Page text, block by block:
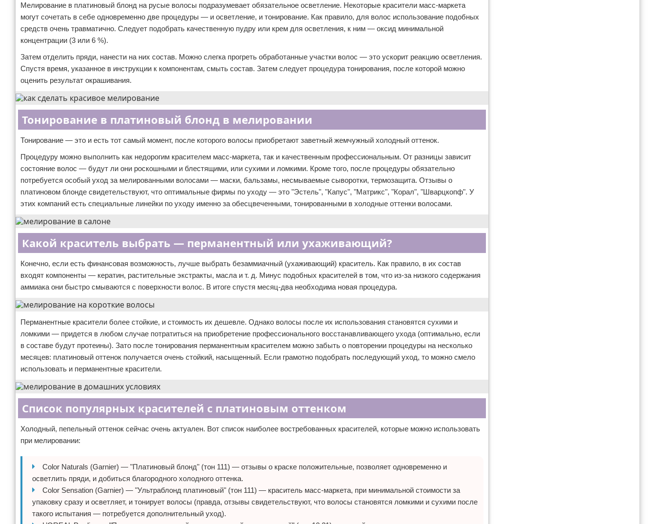
Мелирование в платиновый блонд на русые волосы подразумевает обязательное осветление. Некоторые красители масс-маркета
могут сочетать в себе одновременно две процедуры — и осветление, и тонирование. Как правило, для волос использование подобных
средств очень травматично. Следует подобрать качественную пудру или крем для осветления, к ним — оксид минимальной
концентрации (3 или 6 %).
Затем отделить пряди, нанести на них состав. Можно слегка прогреть обработанные участки волос — это ускорит реакцию осветления.
Спустя время, указанное в инструкции к компонентам, смыть состав. Затем следует процедура тонирования, после которой можно
оценить результат окрашивания.
Тонирование в платиновый блонд в мелировании
Тонирование — это и есть тот самый момент, после которого волосы приобретают заветный жемчужный холодный оттенок.
Процедуру можно выполнить как недорогим красителем масс-маркета, так и качественным профессиональным. От разницы зависит
состояние волос — будут ли они роскошными и блестящими, или сухими и ломкими. Кроме того, после процедуры обязательно
потребуется особый уход за мелированными волосами — маски, бальзамы, несмываемые сыворотки, термозащита. Отзывы о
платиновом блонде свидетельствуют, что оптимальные фирмы по уходу — это "Эстель", "Капус", "Матрикс", "Корал", "Шварцкопф". У
этих компаний есть специальные линейки по уходу именно за обесцвеченными, тонированными в холодные оттенки волосами.
Какой краситель выбрать — перманентный или ухаживающий?
Конечно, если есть финансовая возможность, лучше выбрать безаммиачный (ухаживающий) краситель. Как правило, в их состав
входят компоненты — кератин, растительные экстракты, масла и т. д. Минус подобных красителей в том, что из-за низкого содержания
аммиака они быстро смываются с поверхности волос. В итоге спустя месяц-два необходима новая процедура.
Перманентные красители более стойкие, и стоимость их дешевле. Однако волосы после их использования становятся сухими и
ломкими — придется в любом случае потратиться на приобретение профессионального восстанавливающего ухода (оптимально, если
в составе будут протеины). Зато после тонирования перманентным красителем можно забыть о повторении процедуры на несколько
месяцев: платиновый оттенок получается очень стойкий, насыщенный. Если грамотно подобрать последующий уход, то можно смело
использовать и перманентные красители.
Список популярных красителей с платиновым оттенком
Холодный, пепельный оттенок сейчас очень актуален. Вот список наиболее востребованных красителей, которые можно использовать
при мелировании:
Color Naturals (Garnier) — "Платиновый блонд" (тон 111) — отзывы о краске положительные, позволяет одновременно и
осветлить пряди, и добиться благородного холодного оттенка.
Color Sensation (Garnier) — "Ультраблонд платиновый" (тон 111) — краситель масс-маркета, при минимальной стоимости за
упаковку сразу и осветляет, и тонирует волосы (правда, отзывы свидетельствуют, что волосы становятся ломкими и сухими после
такого испытания — потребуется дополнительный уход).